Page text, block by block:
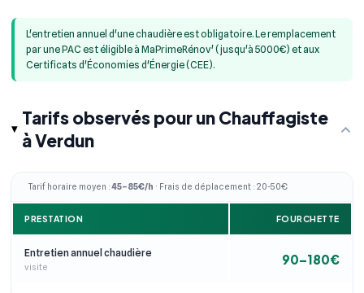
L'entretien annuel d'une chaudière est obligatoire. Le remplacement
par une PAC est éligible à MaPrimeRénov' (jusqu'à 5000€) et aux
Certificats d'Économies d'Énergie (CEE).
Tarifs observés pour un Chauffagiste
à Verdun
Tarif horaire moyen :45–85€/h · Frais de déplacement : 20-50€
PRESTATION FOURCHETTE
Entretien annuel chaudière
visite 90–180€